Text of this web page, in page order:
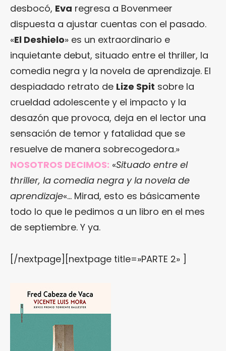
desbocó, Eva regresa a Bovenmeer
dispuesta a ajustar cuentas con el pasado.
«El Deshielo» es un extraordinario e
inquietante debut, situado entre el thriller, la
comedia negra y la novela de aprendizaje. El
despiadado retrato de Lize Spit sobre la
crueldad adolescente y el impacto y la
desazón que provoca, deja en el lector una
sensación de temor y fatalidad que se
resuelve de manera sobrecogedora.»
NOSOTROS DECIMOS: «Situado entre el
thriller, la comedia negra y la novela de
aprendizaje«… Mirad, esto es básicamente
todo lo que le pedimos a un libro en el mes
de septiembre. Y ya.
[/nextpage][nextpage title=»PARTE 2» ]